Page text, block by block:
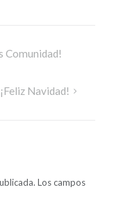
Comunidad!
Navidad!
Los campos